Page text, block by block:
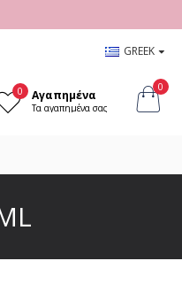
GREEK
Αγαπημένα
Τα αγαπημένα σας
0 0